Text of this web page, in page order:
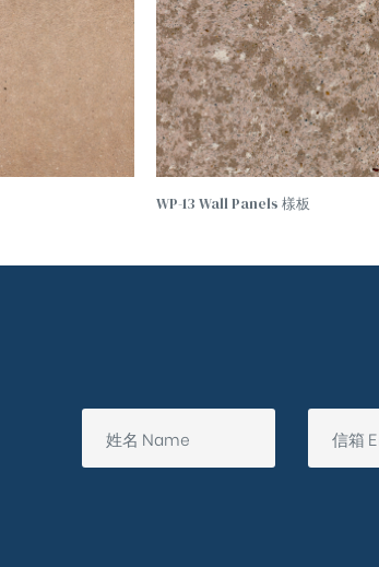
WP-13 Wall Panels 樣板